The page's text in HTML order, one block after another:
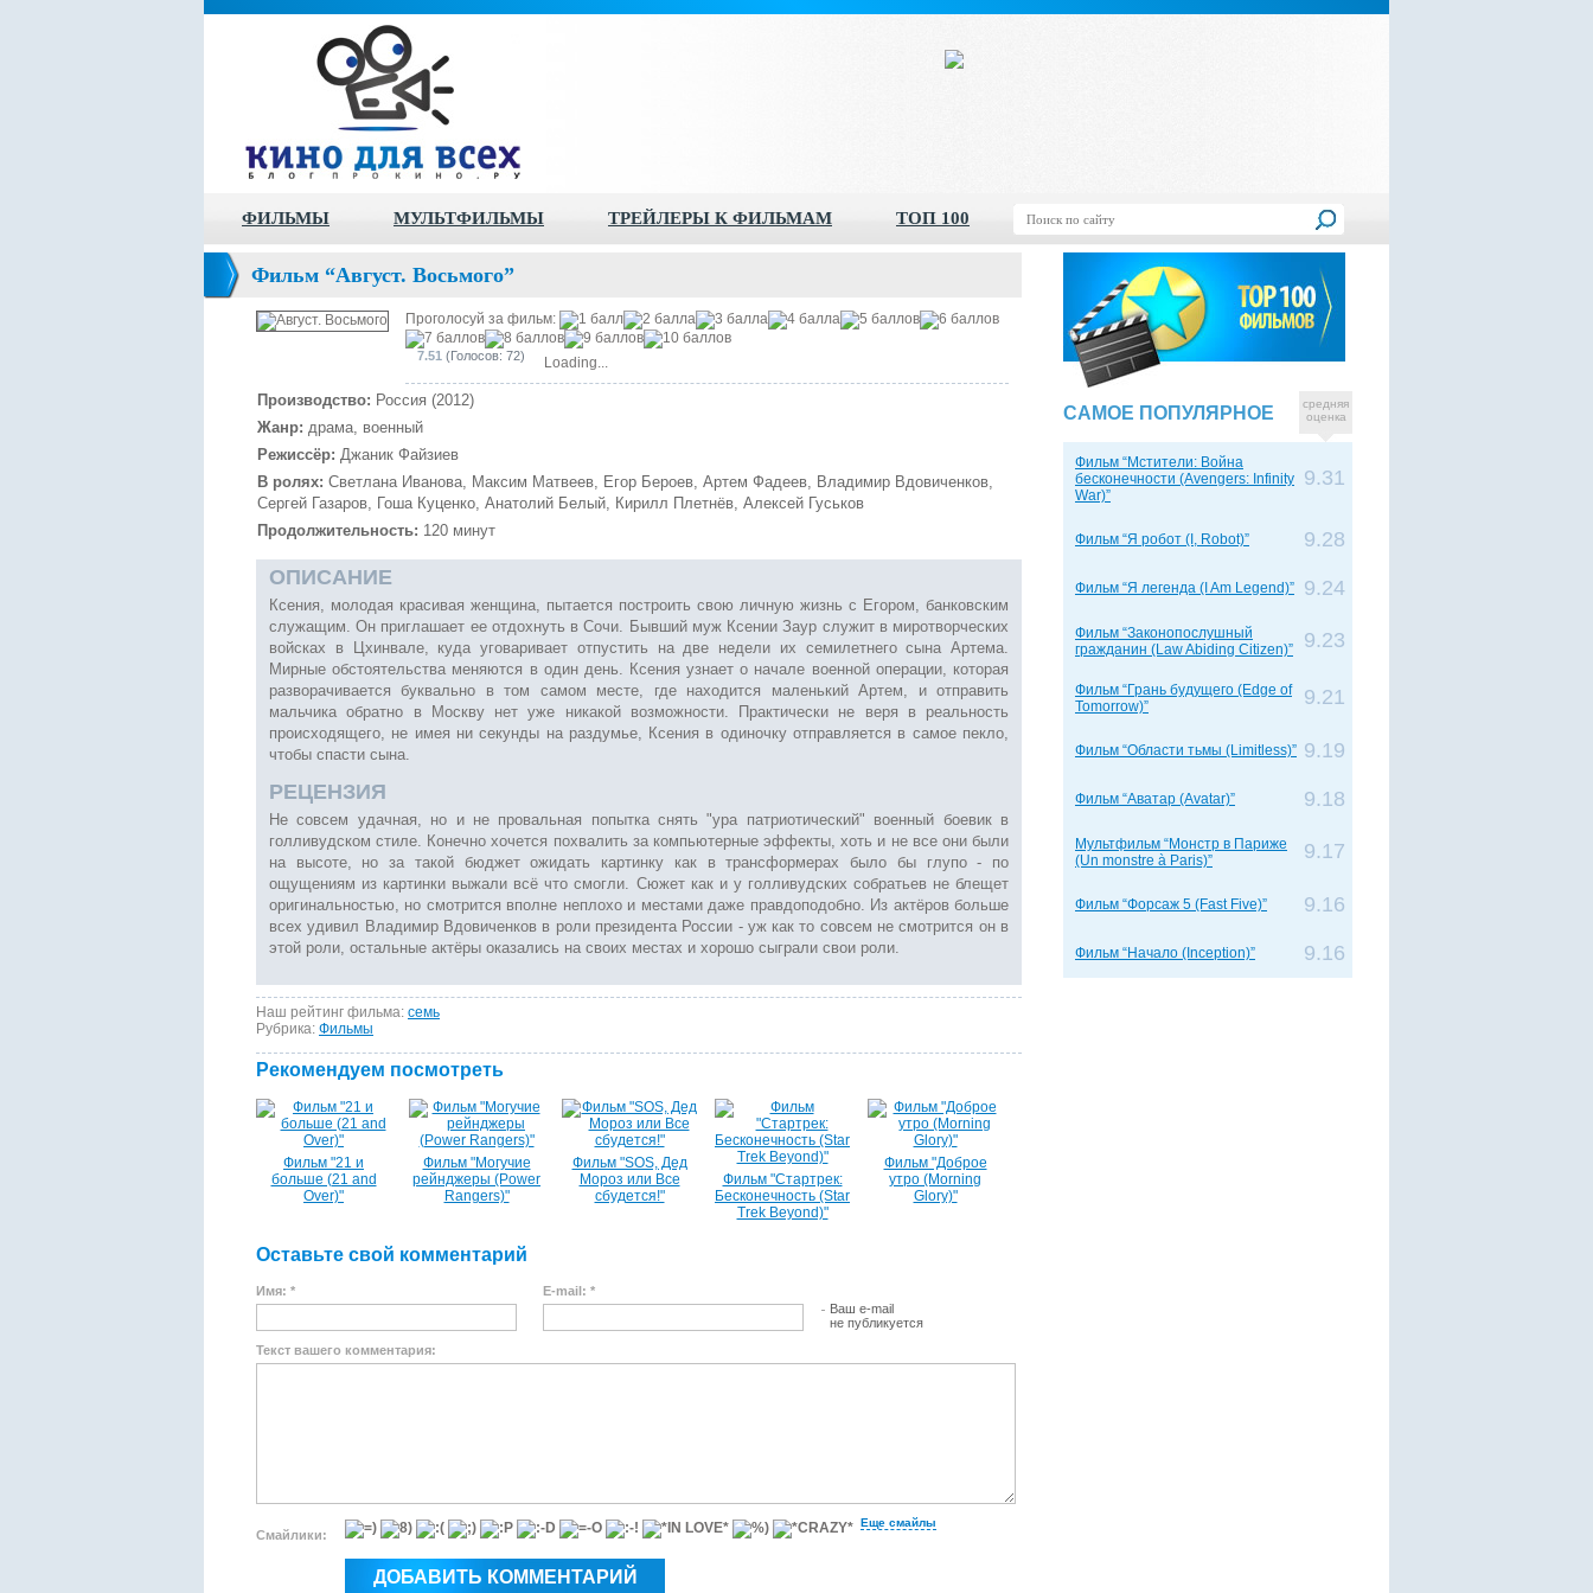
ФИЛЬМЫ МУЛЬТФИЛЬМЫ ТРЕЙЛЕРЫ К ФИЛЬМАМ ТОП 100
Фильм “Август. Восьмого”
Проголосуй за фильм:
7.51 (Голосов: 72) Loading...
Производство: Россия (2012)
Жанр: драма, военный
Режиссёр: Джаник Файзиев
В ролях: Светлана Иванова, Максим Матвеев, Егор Бероев, Артем Фадеев, Владимир Вдовиченков,
Сергей Газаров, Гоша Куценко, Анатолий Белый, Кирилл Плетнёв, Алексей Гуськов
Продолжительность: 120 минут
ОПИСАНИЕ
Ксения, молодая красивая женщина, пытается построить свою личную жизнь с Егором, банковским
служащим. Он приглашает ее отдохнуть в Сочи. Бывший муж Ксении Заур служит в миротворческих
войсках в Цхинвале, куда уговаривает отпустить на две недели их семилетнего сына Артема.
Мирные обстоятельства меняются в один день. Ксения узнает о начале военной операции, которая
разворачивается буквально в том самом месте, где находится маленький Артем, и отправить
мальчика обратно в Москву нет уже никакой возможности. Практически не веря в реальность
происходящего, не имея ни секунды на раздумье, Ксения в одиночку отправляется в самое пекло,
чтобы спасти сына.
РЕЦЕНЗИЯ
Не совсем удачная, но и не провальная попытка снять "ура патриотический" военный боевик в
голливудском стиле. Конечно хочется похвалить за компьютерные эффекты, хоть и не все они были
на высоте, но за такой бюджет ожидать картинку как в трансформерах было бы глупо - по
ощущениям из картинки выжали всё что смогли. Сюжет как и у голливудских собратьев не блещет
оригинальностью, но смотрится вполне неплохо и местами даже правдоподобно. Из актёров больше
всех удивил Владимир Вдовиченков в роли президента России - уж как то совсем не смотрится он в
этой роли, остальные актёры оказались на своих местах и хорошо сыграли свои роли.
Наш рейтинг фильма: семь
Рубрика: Фильмы
Рекомендуем посмотреть
Фильм "21 и
больше (21 and
Over)"
Фильм "Могучие
рейнджеры (Power
Rangers)"
Фильм "SOS, Дед
Мороз или Все
сбудется!"
Фильм "Стартрек:
Бесконечность (Star
Trek Beyond)"
Фильм "Доброе
утро (Morning
Glory)"
Оставьте свой комментарий
Имя: *
E-mail: *
Ваш e-mail
не публикуется
Текст вашего комментария:
Смайлики:
Еще смайлы
САМОЕ ПОПУЛЯРНОЕ
средняя
оценка
Фильм “Мстители: Война
бесконечности (Avengers: Infinity
War)”
9.31
Фильм “Я робот (I, Robot)” 9.28
Фильм “Я легенда (I Am Legend)” 9.24
Фильм “Законопослушный
гражданин (Law Abiding Citizen)”
9.23
Фильм “Грань будущего (Edge of
Tomorrow)”
9.21
Фильм “Области тьмы (Limitless)” 9.19
Фильм “Аватар (Avatar)” 9.18
Мультфильм “Монстр в Париже
(Un monstre à Paris)”
9.17
Фильм “Форсаж 5 (Fast Five)” 9.16
Фильм “Начало (Inception)” 9.16